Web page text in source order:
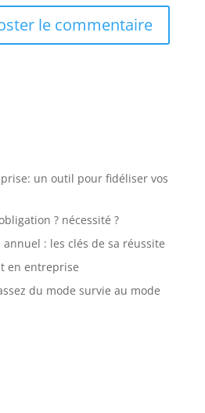
un outil pour fidéliser vos
? nécessité ?
: les clés de sa réussite
en entreprise
du mode survie au mode